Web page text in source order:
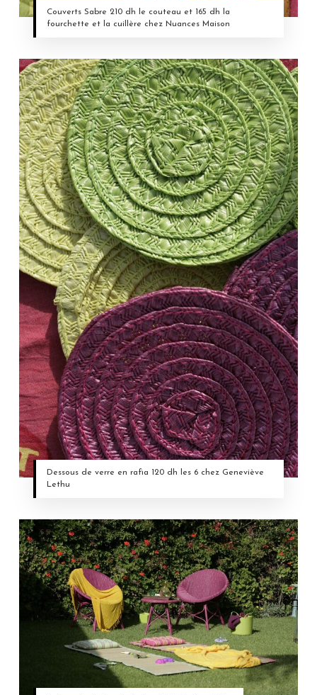
Couverts Sabre 210 dh le couteau et 165 dh la
fourchette et la cuillère chez Nuances Maison
Dessous de verre en rafia 120 dh les 6 chez Geneviève
Lethu